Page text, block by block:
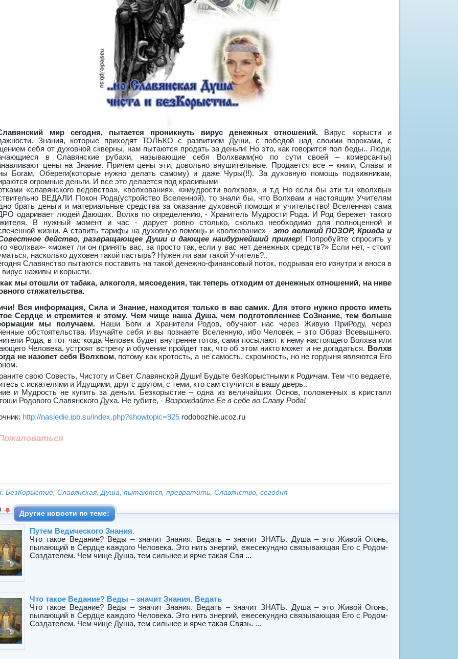
мир сегодня, пытается проникнуть вирус денежных отношений. Вирус корысти и
Знания, которые приходят ТОЛЬКО с развитием Души, с победой над своими пороками, с
себя от духовной скверны, нам пытаются продать за деньги! Но это, как говорится пол беды.. Люди,
в Славянские рубахи, называющие себя Волхвами(но по сути своей – комерсанты)
цены на Знание. Причем цены эти, довольно внушительные. Продается все – книги, Славы и
Богам, Обереги(которые нужно делать самому) и даже Чуры(!!). За духовную помощь подвижникам,
огромные деньги. И все это делается под красивыми
«славянского ведовства», «волхования», «»мудрости волхвов», и т.д Но если бы эти т.н «волхвы»
ВЕДАЛИ Покон Рода(устройство Вселенной), то знали бы, что Волхвам и настоящим Учителям
брать деньги и материальные средства за оказание духовной помощи и учительство! Вселенная сама
одаривает людей Дающих. Волхв по определению, - Хранитель Мудрости Рода. И Род бережет такого
В нужный момент и час - дарует ровно столько, сколько необходимо для полноценной и
жизни. А ставить тарифы на духовную помощь и «волхование» -это великий ПОЗОР, Кривда и
действо, развращающее Души и дающее наидурнейший пример! Попробуйте спросить у
«волхва»- «может ли он принять вас, за просто так, если у вас нет денежных средств?» Если нет, - стоит
насколько духовен такой пастырь? Нужен ли вам такой Учитель?..
Славянство пытаются поставить на такой денежно-финансовый поток, подрывая его изнутри и внося в
вирус наживы и корысти.
мы отошли от табака, алкоголя, мясоедения, так теперь отходим от денежных отношений, на ниве
стяжательства.
Вся информация, Сила и Знание, находится только в вас самих. Для этого нужно просто иметь
Сердце и стремится к этому. Чем чище наша Душа, чем подготовленнее СоЗнание, тем больше
мы получаем.Наши Боги и Хранители Родов, обучают нас через Живую ПриРоду, через
обстоятельства. Изучайте себя и вы познаете Вселенную, ибо Человек – это Образ Всевышнего.
Рода, в тот час когда Человек будет внутренне готов, сами посылают к нему настоящего Волхва или
Человека, устроят встречу и обучение пройдет так, что об этом никто может и не догадаться. Волхв
не назовет себя Волхвом, потому как кротость, а не самость, скромность, но не гордыня являются Его
свою Совесть, Чистоту и Свет Славянской Души! Будьте безКорыстными к Родичам. Тем что ведаете,
с искателями и Идущими, друг с другом, с теми, кто сам стучится в вашу дверь..
и Мудрость не купить за деньги. Безкорыстие – одна из величайших Основ, положенных в кристалл
Родового Славянского Духа. Не губите, - Возрождайте Ее в себе во Славу Рода!
http://nasledie.ipb.su/index.php?showtopic=925 rodobozhie.ucoz.ru
БезКорыстие, Славянская,Душа, пытаются, превратить, Славянство, сегодня
Другие новости по теме:
Путем Ведического Знания.
Что такое Ведание? Веды – значит Знания. Ведать – значит ЗНАТЬ. Душа – это Живой Огонь,
пылающий в Сердце каждого Человека. Это нить энергий, ежесекундно связывающая Его с Родом-
Создателем. Чем чище Душа, тем сильнее и ярче такая Свя ...
Что такое Ведание? Веды – значит Знания. Ведать
Что такое Ведание? Веды – значит Знания. Ведать – значит ЗНАТЬ. Душа – это Живой Огонь,
пылающий в Сердце каждого Человека. Это нить энергий, ежесекундно связывающая Его с Родом-
Создателем. Чем чище Душа, тем сильнее и ярче такая Связь. ...